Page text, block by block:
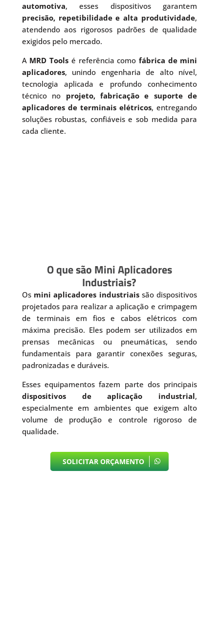
automotiva, esses dispositivos garantem
precisão, repetibilidade e alta produtividade,
atendendo aos rigorosos padrões de qualidade
exigidos pelo mercado.
A MRD Tools é referência como fábrica de mini
aplicadores, unindo engenharia de alto nível,
tecnologia aplicada e profundo conhecimento
técnico no projeto, fabricação e suporte de
aplicadores de terminais elétricos, entregando
soluções robustas, confiáveis e sob medida para
cada cliente.
O que são Mini Aplicadores
Industriais?
Os mini aplicadores industriaissão dispositivos
projetados para realizar a aplicação e crimpagem
de terminais em fios e cabos elétricos com
máxima precisão. Eles podem ser utilizados em
prensas mecânicas ou pneumáticas, sendo
fundamentais para garantir conexões seguras,
padronizadas e duráveis.
Esses equipamentos fazem parte dos principais
dispositivos de aplicação industrial,
especialmente em ambientes que exigem alto
volume de produção e controle rigoroso de
qualidade.
SOLICITAR ORÇAMENTO